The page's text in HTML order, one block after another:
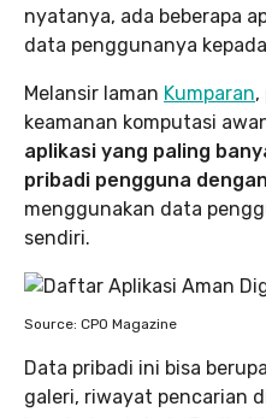
nyatanya, ada beberapa
data penggunanya
Melansir laman Kumparan,
keamanan komputasi
aplikasi yang paling
pribadi pengguna
menggunakan data
sendiri.
Source: CPO Magazine
Data pribadi ini bisa
galeri, riwayat pencarian